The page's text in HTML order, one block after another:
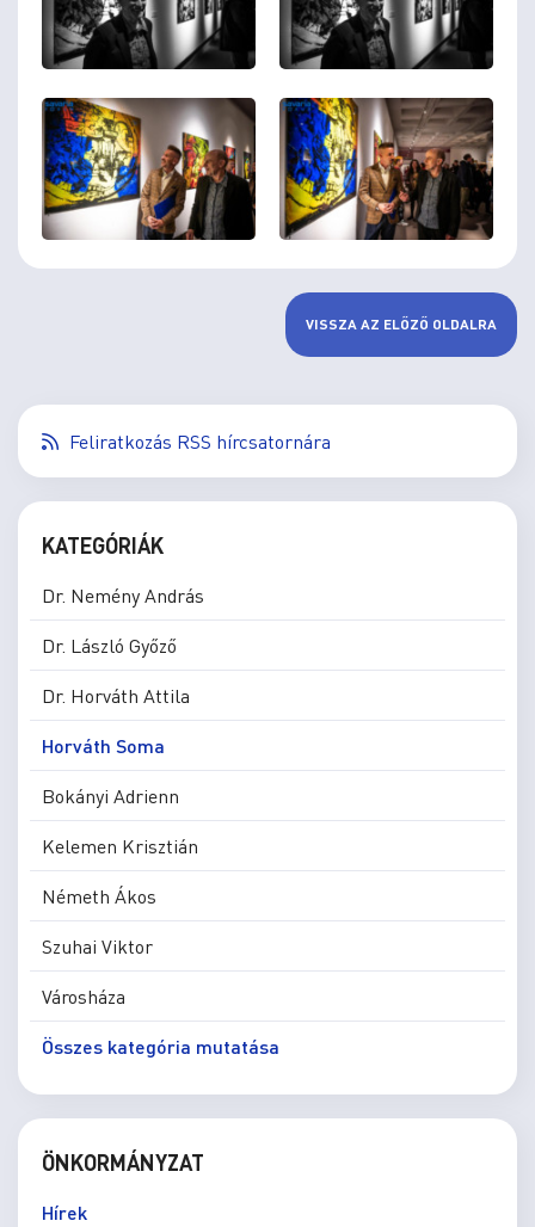
VISSZA AZ ELŐZŐ OLDALRA
Feliratkozás RSS hírcsatornára
KATEGÓRIÁK
Dr. Nemény András
Dr. László Győző
Dr. Horváth Attila
Horváth Soma
Bokányi Adrienn
Kelemen Krisztián
Németh Ákos
Szuhai Viktor
Városháza
Összes kategória mutatása
ÖNKORMÁNYZAT
Hírek